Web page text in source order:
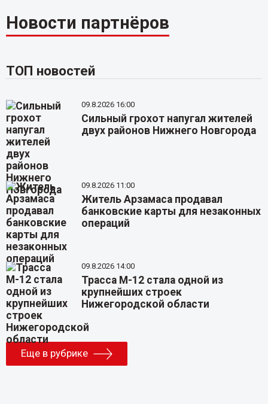
Новости партнёров
ТОП новостей
09.8.2026 16:00
Сильный грохот напугал жителей
двух районов Нижнего Новгорода
09.8.2026 11:00
Житель Арзамаса продавал
банковские карты для незаконных
операций
09.8.2026 14:00
Трасса М-12 стала одной из
крупнейших строек
Нижегородской области
Еще в рубрике